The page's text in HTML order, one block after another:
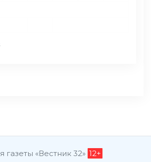
газеты «Вестник 32» 12+